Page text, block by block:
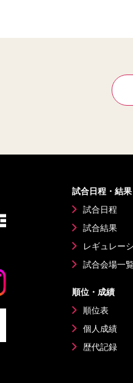
試合日程・結果
試合日程
試合結果
レギュレー
試合会場一
順位・成績
順位表
個人成績
歴代記録